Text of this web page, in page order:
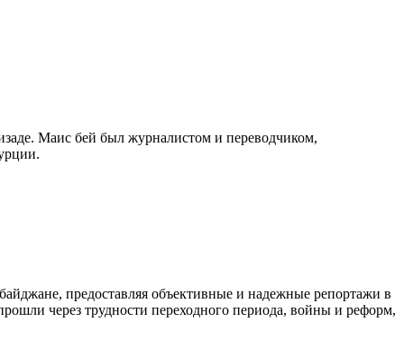
Маис бей был журналистом и переводчиком,
предоставляя объективные и надежные репортажи в
через трудности переходного периода, войны и реформ,